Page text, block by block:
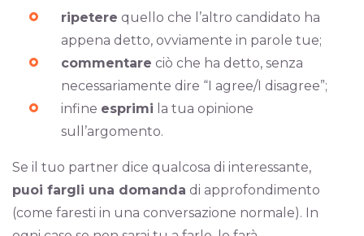
ripetere quello che l’altro candidato ha
appena detto, ovviamente in parole tue;
commentare ciò che ha detto, senza
necessariamente dire “I agree/I disagree”;
infine esprimi la tua opinione
sull’argomento.
Se il tuo partner dice qualcosa di interessante,
puoi fargli una domanda di approfondimento
(come faresti in una conversazione normale). In